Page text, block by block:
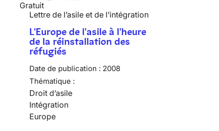
Gratuit
Lettre de l’asile et de l’intégration
L'Europe de l'asile à l'heure
de la réinstallation des
réfugiés
Date de publication : 2008
Thématique :
Droit d’asile
Intégration
Europe